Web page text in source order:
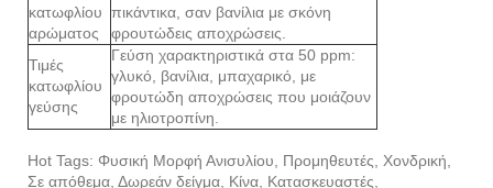
κατωφλίου
αρώματος
πικάντικα, σαν βανίλια με σκόνη
φρουτώδεις αποχρώσεις.
Τιμές
κατωφλίου
γεύσης
Γεύση χαρακτηριστικά στα 50 ppm:
γλυκό, βανίλια, μπαχαρικό, με
φρουτώδη αποχρώσεις που μοιάζουν
με ηλιοτροπίνη.
Hot Tags: Φυσική Μορφή Ανισυλίου, Προμηθευτές, Χονδρική,
Σε απόθεμα, Δωρεάν δείγμα, Κίνα, Κατασκευαστές,